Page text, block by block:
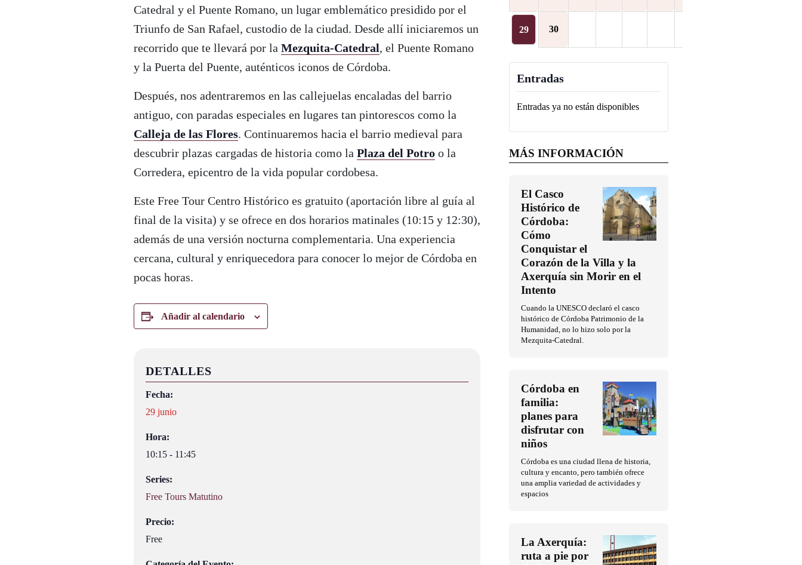
Catedral y el Puente Romano, un lugar emblemático presidido por el
Triunfo de San Rafael, custodio de la ciudad. Desde allí iniciaremos un
recorrido que te llevará por la Mezquita-Catedral, el Puente Romano
y la Puerta del Puente, auténticos iconos de Córdoba.
Después, nos adentraremos en las callejuelas encaladas del barrio
antiguo, con paradas especiales en lugares tan pintorescos como la
Calleja de las Flores. Continuaremos hacia el barrio medieval para
descubrir plazas cargadas de historia como la Plaza del Potro o la
Corredera, epicentro de la vida popular cordobesa.
Este Free Tour Centro Histórico es gratuito (aportación libre al guía al
final de la visita) y se ofrece en dos horarios matinales (10:15 y 12:30),
además de una versión nocturna complementaria. Una experiencia
cercana, cultural y enriquecedora para conocer lo mejor de Córdoba en
pocas horas.
Añadir al calendario
DETALLES
Fecha:
29 junio
Hora:
10:15 - 11:45
Series:
Free Tours Matutino
Precio:
Free
29 30
Entradas
Entradas ya no están disponibles
MÁS INFORMACIÓN
El Casco
Histórico de
Córdoba:
Cómo
Conquistar el
Corazón de la Villa y la
Axerquía sin Morir en el
Intento
Cuando la UNESCO declaró el casco
histórico de Córdoba Patrimonio de la
Humanidad, no lo hizo solo por la
Mezquita-Catedral.
Córdoba en
familia:
planes para
disfrutar con
niños
Córdoba es una ciudad llena de historia,
cultura y encanto, pero también ofrece
una amplia variedad de actividades y
espacios
La Axerquía:
ruta a pie por